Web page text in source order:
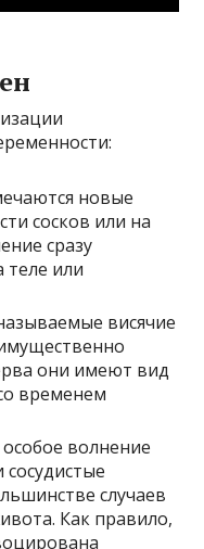
новые
сосков или на
сразу
теле или
висячие
они имеют вид
временем
волнение
случаев
Как правило,